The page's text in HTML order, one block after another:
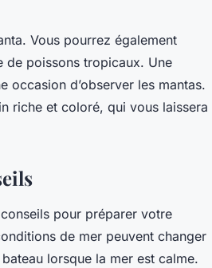
Vous pourrez également
de poissons tropicaux. Une
occasion d’observer les mantas.
riche et coloré, qui vous laissera
pour préparer votre
de mer peuvent changer
lorsque la mer est calme.